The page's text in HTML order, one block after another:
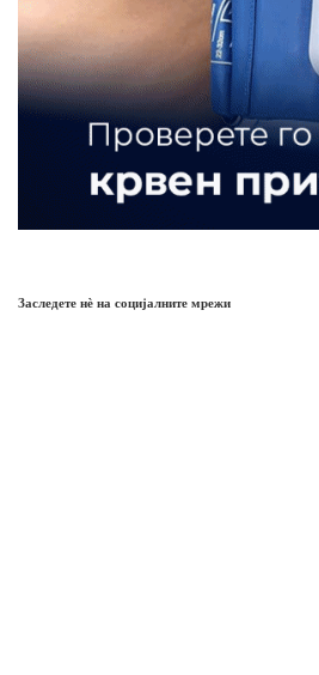
Заследете нѐ на социјалните мрежи